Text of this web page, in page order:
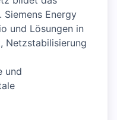
Siemens Energy
und Lösungen in
Netzstabilisierung
und